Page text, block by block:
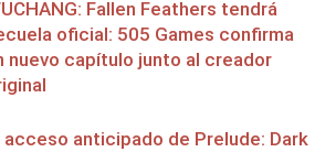
Fallen Feathers tendrá
oficial: 505 Games confirma
nuevo capítulo junto al creador
acceso anticipado de Prelude: Dark